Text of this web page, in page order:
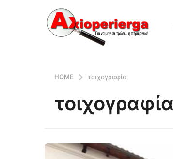
HOME τοιχογραφία
τοιχογραφία